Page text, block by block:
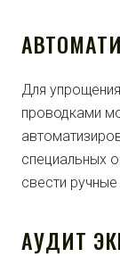
Для
проводками
специальных
свести
АУДИТ